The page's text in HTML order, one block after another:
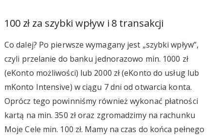
100 zł za szybki wpływ i 8 transakcji
Co dalej? Po pierwsze wymagany jest „szybki wpływ”,
czyli przelanie do banku jednorazowo min. 1000 zł
(eKonto możliwości) lub 2000 zł (eKonto do usług lub
mKonto Intensive) w ciągu 7 dni od otwarcia konta.
Oprócz tego powinniśmy również wykonać płatności
kartą na min. 350 zł oraz zgromadzimy na rachunku
Moje Cele min. 100 zł. Mamy na czas do końca pełnego